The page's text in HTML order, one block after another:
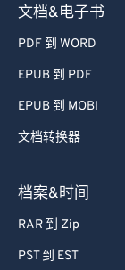
文档&电子书
PDF 到 WORD
EPUB 到 PDF
EPUB 到 MOBI
文档转换器
档案&时间
RAR 到 Zip
PST 到 EST